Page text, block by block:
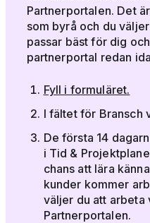
Partnerportalen. Det
som byrå och du
passar bäst för dig
partnerportal redan
Fyll i formuläret.
I fältet för Bransch
De första 14
i Tid &
chans att lära
kunder kommer
väljer du att arbeta
Partnerportalen.